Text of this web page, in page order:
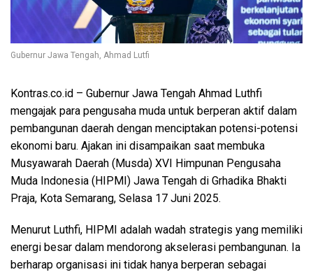
Gubernur Jawa Tengah, Ahmad Lutfi
Kontras.co.id – Gubernur Jawa Tengah Ahmad Luthfi
mengajak para pengusaha muda untuk berperan aktif dalam
pembangunan daerah dengan menciptakan potensi-potensi
ekonomi baru. Ajakan ini disampaikan saat membuka
Musyawarah Daerah (Musda) XVI Himpunan Pengusaha
Muda Indonesia (HIPMI) Jawa Tengah di Grhadika Bhakti
Praja, Kota Semarang, Selasa 17 Juni 2025.
Menurut Luthfi, HIPMI adalah wadah strategis yang memiliki
energi besar dalam mendorong akselerasi pembangunan. Ia
berharap organisasi ini tidak hanya berperan sebagai